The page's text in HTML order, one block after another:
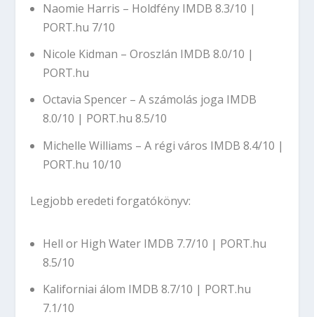
Naomie Harris – Holdfény IMDB 8.3/10 |
PORT.hu 7/10
Nicole Kidman – Oroszlán IMDB 8.0/10 |
PORT.hu
Octavia Spencer – A számolás joga IMDB
8.0/10 | PORT.hu 8.5/10
Michelle Williams – A régi város IMDB 8.4/10 |
PORT.hu 10/10
Legjobb eredeti forgatókönyv:
Hell or High Water IMDB 7.7/10 | PORT.hu
8.5/10
Kaliforniai álom IMDB 8.7/10 | PORT.hu
7.1/10